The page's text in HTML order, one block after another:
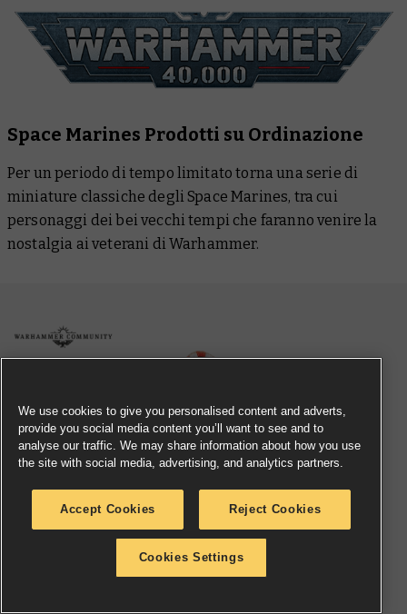
Space Marines Prodotti su Ordinazione
Per un periodo di tempo limitato torna una serie di
miniature classiche degli Space Marines, tra cui
personaggi dei bei vecchi tempi che faranno venire la
nostalgia ai veterani di Warhammer.
We use cookies to give you personalised content and adverts,
provide you social media content you’ll want to see and to
analyse our traffic. We may share information about how you use
the site with social media, advertising, and analytics partners.
Accept Cookies Reject Cookies
Cookies Settings